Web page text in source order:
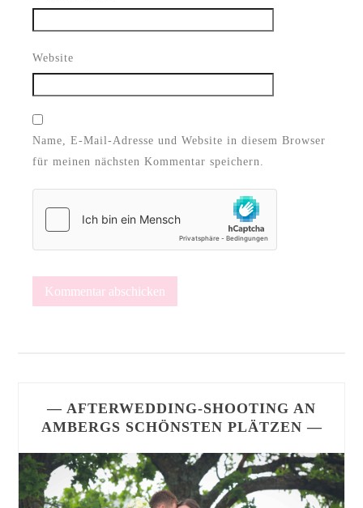
Website
Name, E-Mail-Adresse und Website in diesem Browser
für meinen nächsten Kommentar speichern.
— AFTERWEDDING-SHOOTING AN
AMBERGS SCHÖNSTEN PLÄTZEN —